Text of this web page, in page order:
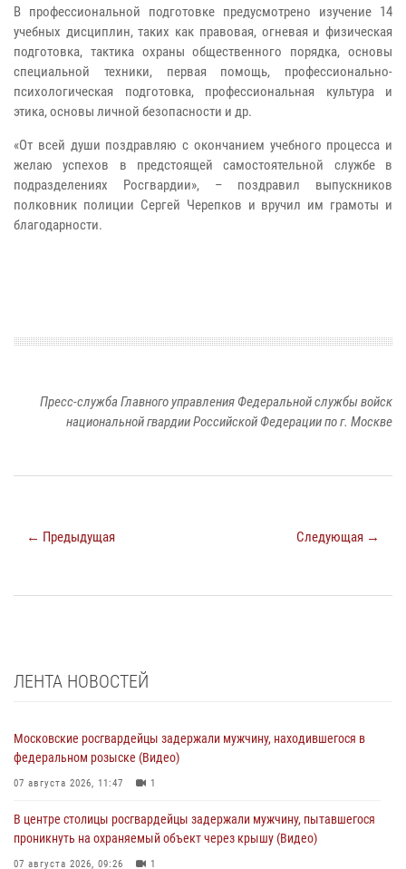
В профессиональной подготовке предусмотрено изучение 14
учебных дисциплин, таких как правовая, огневая и физическая
подготовка, тактика охраны общественного порядка, основы
специальной техники, первая помощь, профессионально-
психологическая подготовка, профессиональная культура и
этика, основы личной безопасности и др.
«От всей души поздравляю с окончанием учебного процесса и
желаю успехов в предстоящей самостоятельной службе в
подразделениях Росгвардии», – поздравил выпускников
полковник полиции Сергей Черепков и вручил им грамоты и
благодарности.
Пресс-служба Главного управления Федеральной службы войск
национальной гвардии Российской Федерации по г. Москве
← Предыдущая Следующая →
ЛЕНТА НОВОСТЕЙ
Московские росгвардейцы задержали мужчину, находившегося в
федеральном розыске (Видео)
07 августа 2026, 11:47 1
В центре столицы росгвардейцы задержали мужчину, пытавшегося
проникнуть на охраняемый объект через крышу (Видео)
07 августа 2026, 09:26 1